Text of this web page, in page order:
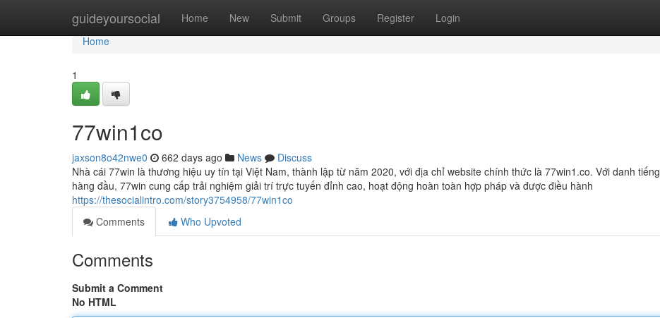
guideyoursocial Home New Submit Groups Register Login
Home
Home
1
77win1co
jaxson8o42nwe0 662 days ago News
Discuss
Nhà cái 77win là thương hiệu uy tín tại Việt Nam, thành lập từ năm 2020, với địa chỉ website chính thức là 77win1.co. Với danh tiếng
hàng đầu, 77win cung cấp trải nghiệm giải trí trực tuyến đỉnh cao, hoạt động hoàn toàn hợp pháp và được điều hành
https://thesocialintro.com/story3754958/77win1co
Comments
Who Upvoted
Comments
Submit a Comment
No HTML